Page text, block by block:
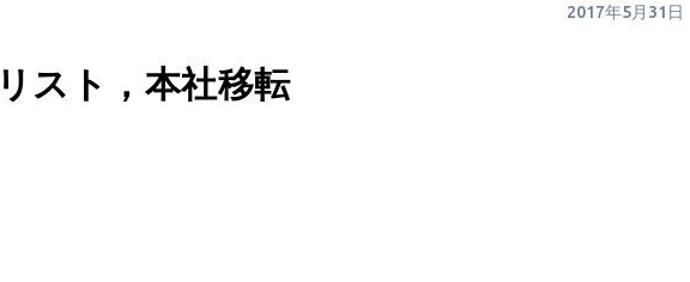
2017年5月31日
スト，本社移転